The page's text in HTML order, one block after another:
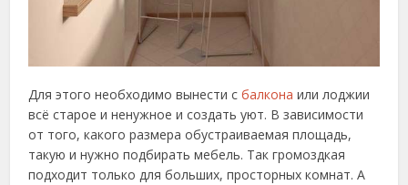
Для этого необходимо вынести сбалкона или лоджии
всё старое и ненужное и создать уют. В зависимости
от того, какого размера обустраиваемая площадь,
такую и нужно подбирать мебель. Так громоздкая
подходит только для больших, просторных комнат. А